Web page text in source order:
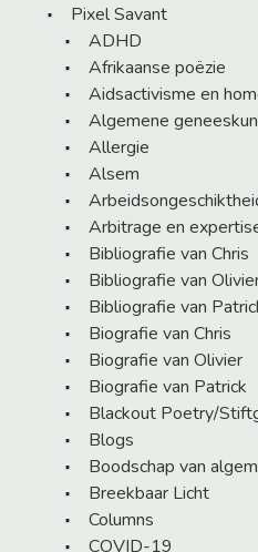
Pixel Savant
ADHD
Afrikaanse poëzie
Aidsactivisme en
Algemene
Allergie
Alsem
Arbitrage en
Bibliografie van Chris
Bibliografie van
Bibliografie van
Biografie van Chris
Biografie van Olivier
Biografie van Patrick
Blackout Poetry/
Blogs
Boodschap van
Breekbaar Licht
Columns
COVID-19